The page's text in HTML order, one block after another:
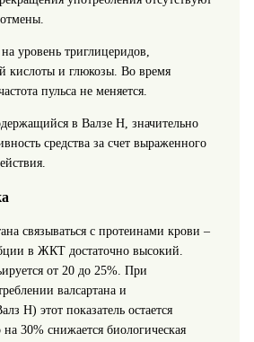
уровень триглицеридов,
кислоты и глюкозы. Во время
пульса не меняется.
в Валзе Н, значительно
средства за счет выраженного
связываться с протеинами крови –
в ЖКТ достаточно высокий.
от 20 до 25%. При
валсартана и
Н) этот показатель остается
30% снижается биологическая